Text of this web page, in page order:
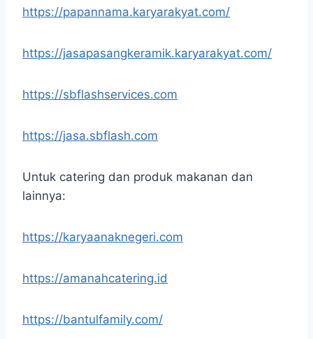
https://papannama.karyarakyat.com/
https://jasapasangkeramik.karyarakyat.com/
https://sbflashservices.com
https://jasa.sbflash.com
Untuk catering dan produk makanan dan
lainnya:
https://karyaanaknegeri.com
https://amanahcatering.id
https://bantulfamily.com/